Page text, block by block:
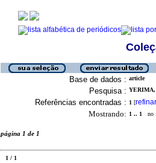
Base de dados : article
Pesquisa :
Referências encontradas : 1 [refinar
Mostrando: 1 .. 1 no
página 1 de 1
1 / 1